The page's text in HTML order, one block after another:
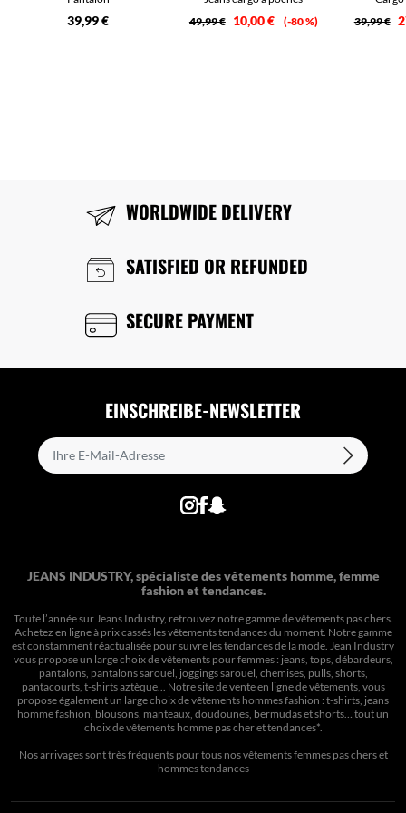
39,99 €
49,99 €
10,00 € -80 %
39,99 €
WORLDWIDE DELIVERY
SATISFIED OR REFUNDED
SECURE PAYMENT
EINSCHREIBE-NEWSLETTER
JEANS INDUSTRY, spécialiste des vêtements homme, femme
fashion et tendances.
Toute l’année sur Jeans Industry, retrouvez notre gamme de vêtements pas chers.
Achetez en ligne à prix cassés les vêtements tendances du moment. Notre gamme
est constamment réactualisée pour suivre les tendances de la mode. Jean Industry
vous propose un large choix de vêtements pour femmes : jeans, tops, débardeurs,
pantalons, pantalons sarouel, joggings sarouel, chemises, pulls, shorts,
pantacourts, t-shirts aztèque... Notre site de vente en ligne de vêtements, vous
propose également un large choix de vêtements hommes fashion : t-shirts, jeans
homme fashion, blousons, manteaux, doudounes, bermudas et shorts… tout un
choix devêtements homme pas cher et tendances*.
Nos arrivages sont très fréquents pour tous nosvêtements femmes pas cherset
hommes tendances